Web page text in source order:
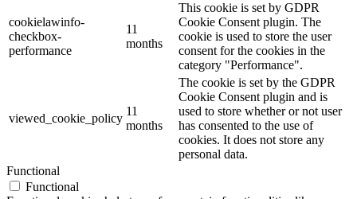
cookielawinfo-
checkbox-
performance
11
months
This cookie is set by GDPR
Cookie Consent plugin. The
cookie is used to store the user
consent for the cookies in the
category "Performance".
viewed_cookie_policy
11
months
The cookie is set by the GDPR
Cookie Consent plugin and is
used to store whether or not user
has consented to the use of
cookies. It does not store any
personal data.
Functional
Functional